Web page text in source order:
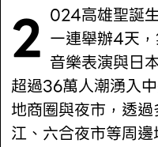
2024高雄聖誕生活節於12月20日至23日 一連舉辦4天
音樂表演與日
超過36萬人潮湧入
地商圈與夜市，透
江、六合夜市等周